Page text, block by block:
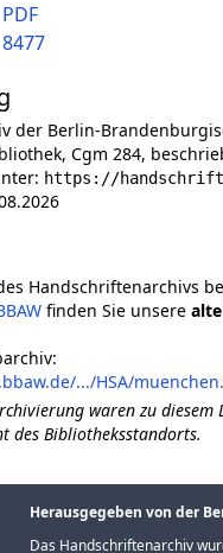
PDF
8477
der Berlin-
Cgm 284,
https://
Handschriftenarchivs
finden Sie unsere
.../HSA/
waren zu
des Bibliotheksstandorts.
Herausgegeben von der
Das Handschriftenarchiv